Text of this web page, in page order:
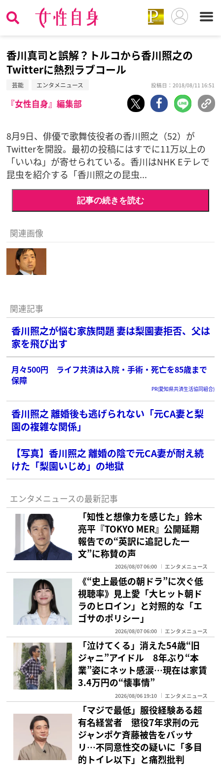
香川真司と誤解？トルコから香川照之の
Twitterに熱烈ラブコール
芸能 エンタメニュース 投稿日：2018/08/11 16:51
『女性自身』編集部
8月9日、俳優で歌舞伎役者の香川照之（52）が
Twitterを開設。最初の投稿にはすでに11万以上の
「いいね」が寄せられている。香川はNHK Eテレで
昆虫を紹介する「香川照之の昆虫...
記事の続きを読む
関連画像
関連記事
香川照之が悩む家族問題 妻は梨園妻拒否、父は
家を飛び出す
月々500円 ライフ共済は入院・手術・死亡を85歳まで
保障
PR(愛知県共済生活協同組合)
香川照之 離婚後も逃げられない「元CA妻と梨
園の複雑な関係」
【写真】香川照之 離婚の陰で元CA妻が耐え続
けた「梨園いじめ」の地獄
エンタメニュースの最新記事
「知性と想像力を感じた」鈴木
亮平『TOKYO MER』公開延期
報告での“英訳に追記した一
文”に称賛の声
2026/08/07 06:00 エンタメニュース
《“史上最低の朝ドラ”に次ぐ低
視聴率》見上愛「大ヒット朝ド
ラのヒロイン」と対照的な「エ
ゴサのポリシー」
2026/08/07 06:00 エンタメニュース
「泣けてくる」消えた54歳“旧
ジャニ”アイドル 8年ぶり“本
業”姿にネット感涙…現在は家賃
3.4万円の“懐事情”
2026/08/06 19:10 エンタメニュース
「マジで最低」服役経験ある超
有名経営者 懲役7年求刑の元
ジャンポケ斉藤被告をバッサ
リ…不同意性交の疑いに「多目
的トイレ以下」と痛烈批判